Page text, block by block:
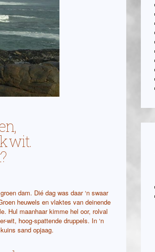
wit.
dam. Dié dag was daar ‘n swaar
heuwels en vlaktes van deinende
Hul maanhaar kimme hel oor, rolval
wit, hoog-spattende druppels. In ‘n
sand opjaag.